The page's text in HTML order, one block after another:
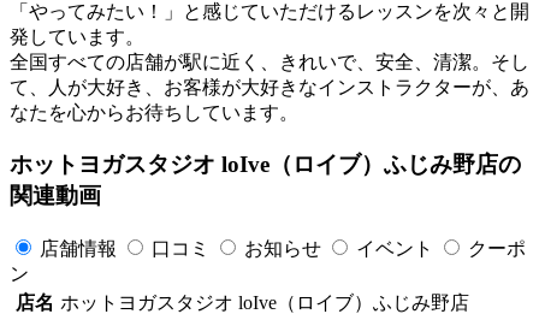
「やってみたい！」と感じていただけるレッスンを次々と開
発しています。
全国すべての店舗が駅に近く、きれいで、安全、清潔。そし
て、人が大好き、お客様が大好きなインストラクターが、あ
なたを心からお待ちしています。
ホットヨガスタジオ loIve（ロイブ）ふじみ野店の
関連動画
店舗情報 口コミ お知らせ イベント
クーポ
ン
店名 ホットヨガスタジオ loIve（ロイブ）ふじみ野店